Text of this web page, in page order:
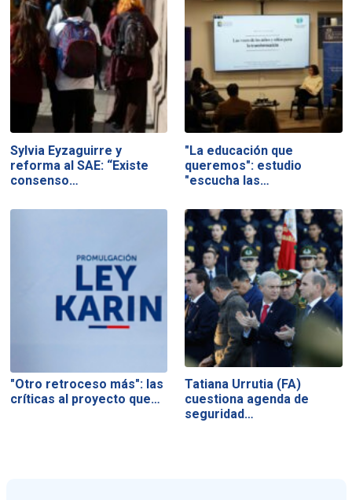
Sylvia Eyzaguirre y
reforma al SAE: “Existe
consenso…
"La educación que
queremos": estudio
"escucha las…
"Otro retroceso más": las
críticas al proyecto que…
Tatiana Urrutia (FA)
cuestiona agenda de
seguridad…